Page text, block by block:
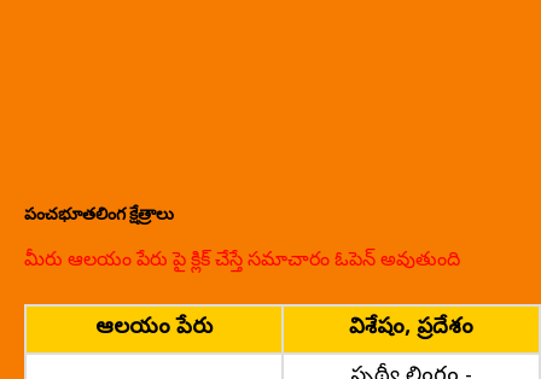
పంచభూతలింగ క్షేత్రాలు
మీరు ఆలయం పేరు పై క్లిక్ చేస్తే సమాచారం ఓపెన్ అవుతుంది
ఆలయం పేరు విశేషం, ప్రదేశం